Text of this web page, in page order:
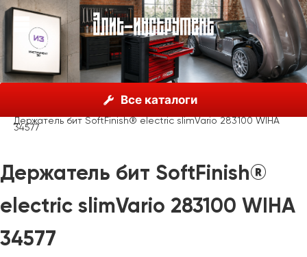
Все каталоги
Инструмент Wiha, Германия
Wiha SoftFinish® electric slimVario®
Держатель бит SoftFinish® electric slimVario 283100 WIHA
34577
Держатель бит SoftFinish®
electric slimVario 283100 WIHA
34577